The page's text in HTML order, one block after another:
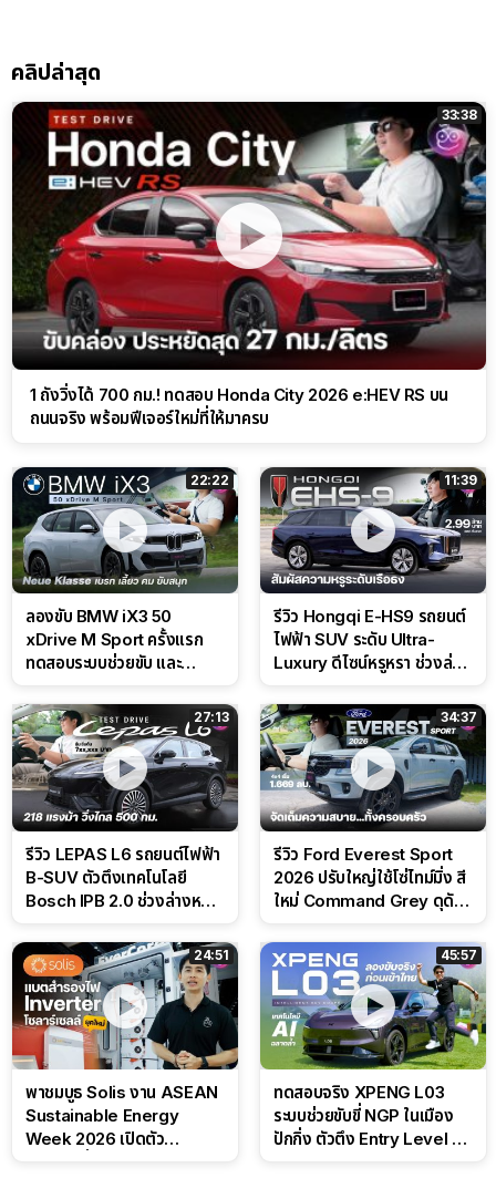
คลิปล่าสุด
33:38
1 ถังวิ่งได้ 700 กม.! ทดสอบ Honda City 2026 e:HEV RS บน
ถนนจริง พร้อมฟีเจอร์ใหม่ที่ให้มาครบ
22:22
ลองขับ BMW iX3 50
xDrive M Sport ครั้งแรก
ทดสอบระบบช่วยขับ และ
สนาม
11:39
รีวิว Hongqi E-HS9 รถยนต์
ไฟฟ้า SUV ระดับ Ultra-
Luxury ดีไซน์หรูหรา ช่วงล่าง
27:13
รีวิว LEPAS L6 รถยนต์ไฟฟ้า
B-SUV ตัวตึงเทคโนโลยี
Bosch IPB 2.0 ช่วงล่างหนึบ
34:37
รีวิว Ford Everest Sport
2026 ปรับใหญ่ใช้โซ่ไทม์มิ่ง สี
ใหม่ Command Grey ดุดัน
24:51
พาชมบูธ Solis งาน ASEAN
Sustainable Energy
Week 2026 เปิดตัว
45:57
ทดสอบจริง XPENG L03
ระบบช่วยขับขี่ NGP ในเมือง
ปักกิ่ง ตัวตึง Entry Level ที่